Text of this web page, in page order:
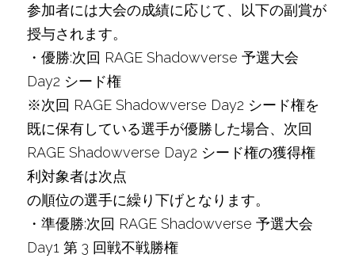
参加者には大会の成績に応じて、以下の副賞が
授与されます。
・優勝:次回 RAGE Shadowverse 予選大会
Day2 シード権
※次回 RAGE Shadowverse Day2 シード権を
既に保有している選手が優勝した場合、次回
RAGE Shadowverse Day2 シード権の獲得権
利対象者は次点
の順位の選手に繰り下げとなります。
・準優勝:次回 RAGE Shadowverse 予選大会
Day1 第 3 回戦不戦勝権